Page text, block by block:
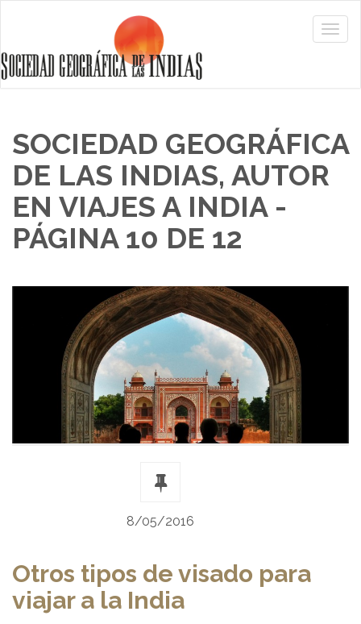
SOCIEDAD GEOGRÁFICA
DE LAS INDIAS, AUTOR
EN VIAJES A INDIA -
PÁGINA 10 DE 12
8/05/2016
Otros tipos de visado para
viajar a la India